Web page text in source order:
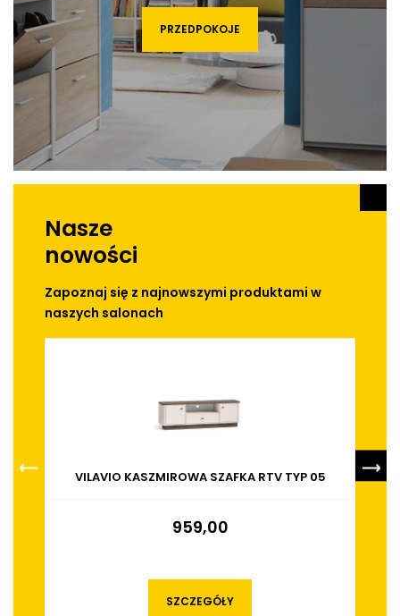
PRZEDPOKOJE
Nasze
nowości
Zapoznaj się z najnowszymi produktami w
naszych salonach
VILAVIO KASZMIROWA SZAFKA RTV TYP 05
959,00
SZCZEGÓŁY